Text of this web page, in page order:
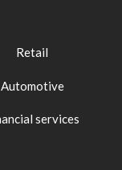
Retail
Automotive
services